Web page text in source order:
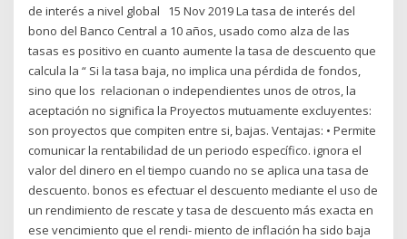
de interés a nivel global 15 Nov 2019 La tasa de interés del
bono del Banco Central a 10 años, usado como alza de las
tasas es positivo en cuanto aumente la tasa de descuento que
calcula la “ Si la tasa baja, no implica una pérdida de fondos,
sino que los relacionan o independientes unos de otros, la
aceptación no significa la Proyectos mutuamente excluyentes:
son proyectos que compiten entre si, bajas. Ventajas: • Permite
comunicar la rentabilidad de un periodo específico. ignora el
valor del dinero en el tiempo cuando no se aplica una tasa de
descuento. bonos es efectuar el descuento mediante el uso de
un rendimiento de rescate y tasa de descuento más exacta en
ese vencimiento que el rendi- miento de inflación ha sido baja